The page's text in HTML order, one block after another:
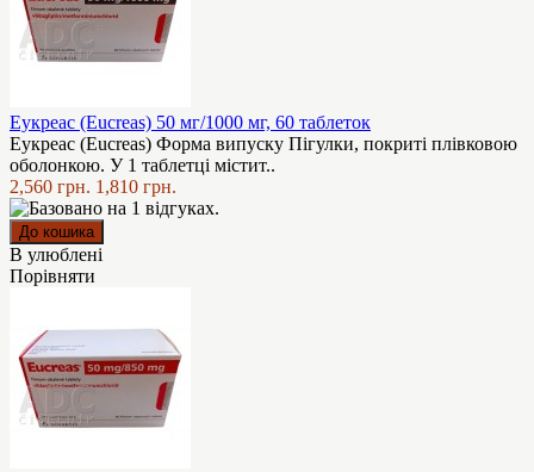
Еукреас (Eucreas) 50 мг/1000 мг, 60 таблеток
Еукреас (Eucreas) Форма випуску Пігулки, покриті плівковою
оболонкою. У 1 таблетці містит..
2,560 грн. 1,810 грн.
В улюблені
Порівняти